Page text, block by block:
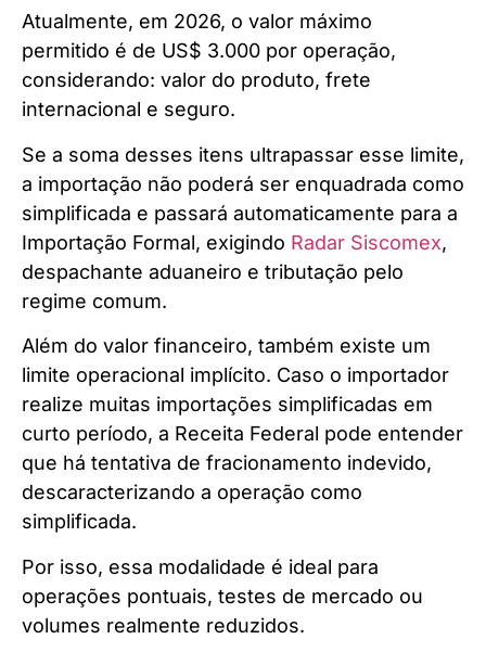
Atualmente, em 2026, o valor máximo
permitido é de US$ 3.000 por operação,
considerando: valor do produto, frete
internacional e seguro.
Se a soma desses itens ultrapassar esse limite,
a importação não poderá ser enquadrada como
simplificada e passará automaticamente para a
Importação Formal, exigindo Radar Siscomex,
despachante aduaneiro e tributação pelo
regime comum.
Além do valor financeiro, também existe um
limite operacional implícito. Caso o importador
realize muitas importações simplificadas em
curto período, a Receita Federal pode entender
que há tentativa de fracionamento indevido,
descaracterizando a operação como
simplificada.
Por isso, essa modalidade é ideal para
operações pontuais, testes de mercado ou
volumes realmente reduzidos.